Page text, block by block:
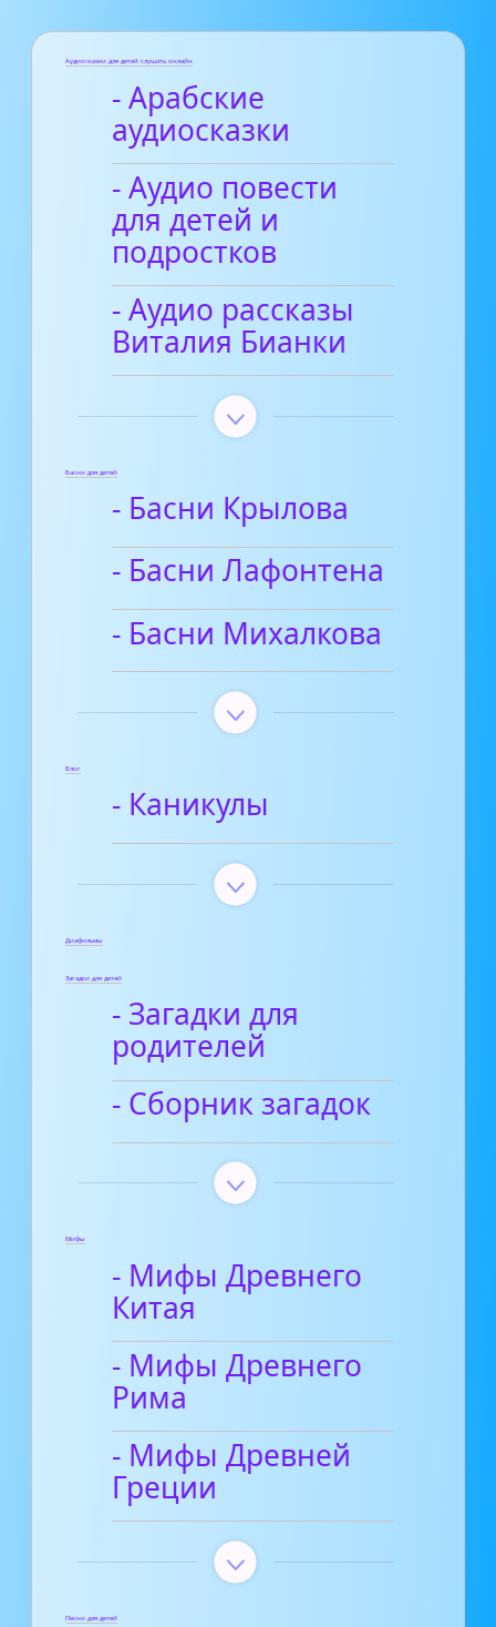
Аудиосказки для детей слушать онлайн
- Арабские
аудиосказки
- Аудио повести
для детей и
подростков
- Аудио рассказы
Виталия Бианки
Басни для детей
- Басни Крылова
- Басни Лафонтена
- Басни Михалкова
Блог
- Каникулы
Диафильмы
Загадки для детей
- Загадки для
родителей
- Сборник загадок
Мифы
- Мифы Древнего
Китая
- Мифы Древнего
Рима
- Мифы Древней
Греции
Песни для детей